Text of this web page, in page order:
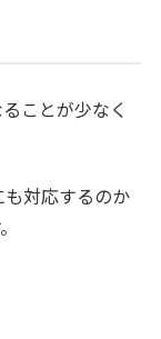
ことが少なく
対応するのか